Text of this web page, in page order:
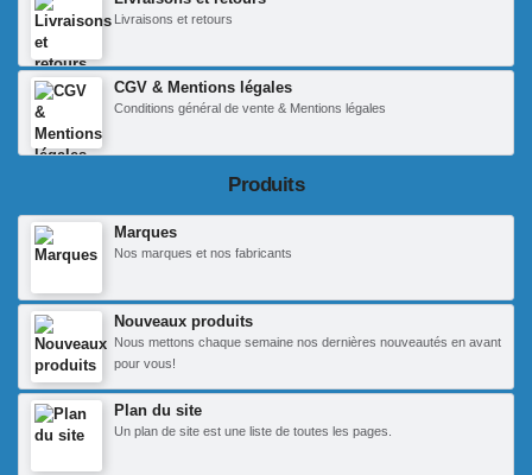
Livraisons et retours
CGV & Mentions légales
Conditions général de vente & Mentions légales
Produits
Marques
Nos marques et nos fabricants
Nouveaux produits
Nous mettons chaque semaine nos dernières nouveautés en avant
pour vous!
Plan du site
Un plan de site est une liste de toutes les pages.